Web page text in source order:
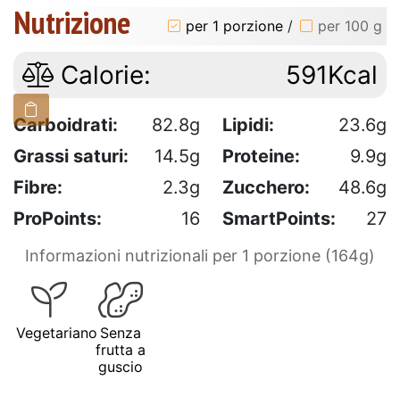
Nutrizione per 1 porzione / per 100 g
Calorie: 591Kcal
Carboidrati: 82.8g Lipidi:
23.6g
Grassi saturi:
14.5g Proteine:
9.9g
Fibre:
2.3g Zucchero:
48.6g
ProPoints:
16 SmartPoints: 27
Informazioni nutrizionali per 1 porzione (164g)
Vegetariano Senza
frutta a
guscio